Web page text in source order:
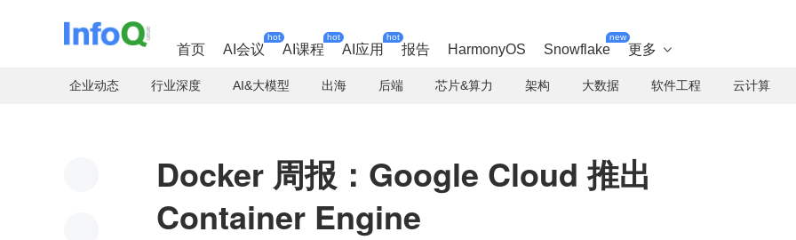
首页 AI会议
hot
AI课程
hot
AI应用
hot
报告 HarmonyOS Snowflake
new
更多 
企业动态 行业深度 AI&大模型 出海 后端 芯片&算力 架构 大数据 软件工程 云计算
Docker 周报：Google Cloud 推出
Container Engine